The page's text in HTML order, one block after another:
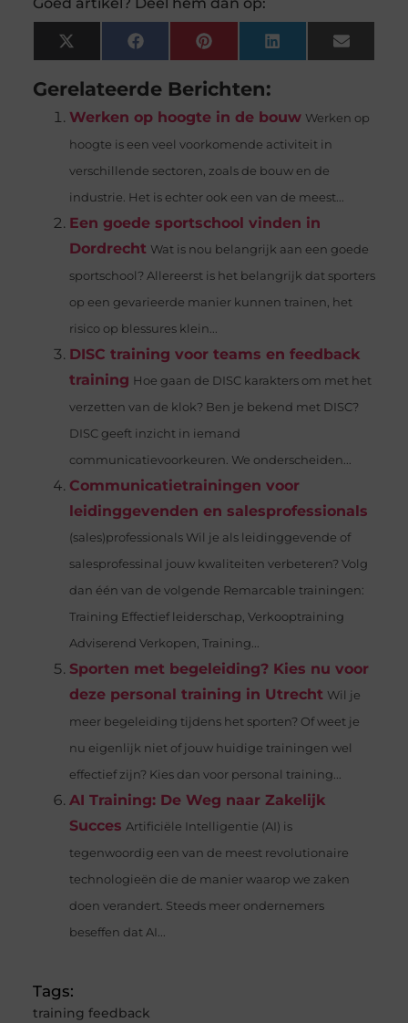
X
(Twitter)
FacebookPinterestLinkedInEmail
Gerelateerde Berichten:
Werken op hoogte in de bouw Werken op
hoogte is een veel voorkomende activiteit in
verschillende sectoren, zoals de bouw en de
industrie. Het is echter ook een van de meest...
Een goede sportschool vinden in
Dordrecht Wat is nou belangrijk aan een goede
sportschool? Allereerst is het belangrijk dat sporters
op een gevarieerde manier kunnen trainen, het
risico op blessures klein...
DISC training voor teams en feedback
training Hoe gaan de DISC karakters om met het
verzetten van de klok? Ben je bekend met DISC?
DISC geeft inzicht in iemand
communicatievoorkeuren. We onderscheiden...
Communicatietrainingen voor
leidinggevenden en salesprofessionals
(sales)professionals Wil je als leidinggevende of
salesprofessinal jouw kwaliteiten verbeteren? Volg
dan één van de volgende Remarcable trainingen:
Training Effectief leiderschap, Verkooptraining
Adviserend Verkopen, Training...
Sporten met begeleiding? Kies nu voor
deze personal training in Utrecht Wil je
meer begeleiding tijdens het sporten? Of weet je
nu eigenlijk niet of jouw huidige trainingen wel
effectief zijn? Kies dan voor personal training...
AI Training: De Weg naar Zakelijk
Succes Artificiële Intelligentie (AI) is
tegenwoordig een van de meest revolutionaire
technologieën die de manier waarop we zaken
doen verandert. Steeds meer ondernemers
beseffen dat AI...
Tags:
training feedback